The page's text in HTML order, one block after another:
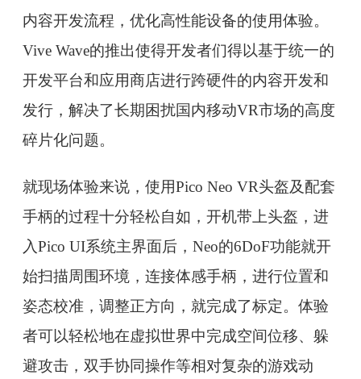
内容开发流程，优化高性能设备的使用体验。
Vive Wave的推出使得开发者们得以基于统一的
开发平台和应用商店进行跨硬件的内容开发和
发行，解决了长期困扰国内移动VR市场的高度
碎片化问题。
就现场体验来说，使用Pico Neo VR头盔及配套
手柄的过程十分轻松自如，开机带上头盔，进
入Pico UI系统主界面后，Neo的6DoF功能就开
始扫描周围环境，连接体感手柄，进行位置和
姿态校准，调整正方向，就完成了标定。体验
者可以轻松地在虚拟世界中完成空间位移、躲
避攻击，双手协同操作等相对复杂的游戏动